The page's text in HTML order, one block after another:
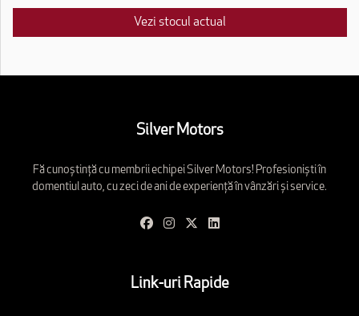
Vezi stocul actual
Silver Motors
Fă cunoștință cu membrii echipei Silver Motors! Profesioniști în
domentiul auto, cu zeci de ani de experiență în vânzări și service.
Link-uri Rapide